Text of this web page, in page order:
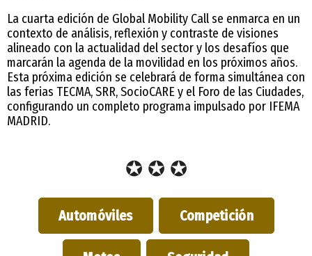
La cuarta edición de Global Mobility Call se enmarca en un
contexto de análisis, reflexión y contraste de visiones
alineado con la actualidad del sector y los desafíos que
marcarán la agenda de la movilidad en los próximos años.
Esta próxima edición se celebrará de forma simultánea con
las ferias TECMA, SRR, SocioCARE y el Foro de las Ciudades,
configurando un completo programa impulsado por IFEMA
MADRID.
✪ ✪ ✪
Automóviles Competición